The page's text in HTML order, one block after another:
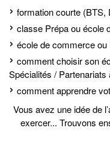
formation courte (BTS,
classe Prépa ou école
école de commerce ou
comment choisir son
Spécialités / Partenariats
comment apprendre
Vous avez une idée de
exercer... Trouvons